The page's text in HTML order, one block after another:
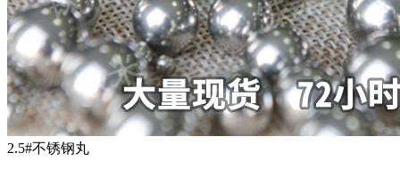
2.5#不锈钢丸